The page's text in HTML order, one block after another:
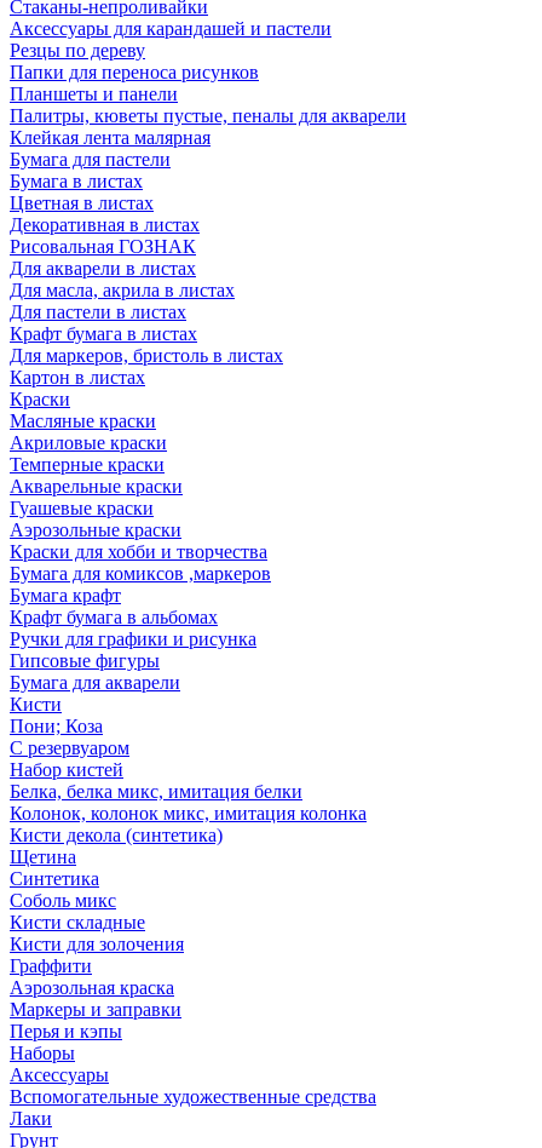
Стаканы-непроливайки
Аксессуары для карандашей и пастели
Резцы по дереву
Папки для переноса рисунков
Планшеты и панели
Палитры, кюветы пустые, пеналы для акварели
Клейкая лента малярная
Бумага для пастели
Бумага в листах
Цветная в листах
Декоративная в листах
Рисовальная ГОЗНАК
Для акварели в листах
Для масла, акрила в листах
Для пастели в листах
Крафт бумага в листах
Для маркеров, бристоль в листах
Картон в листах
Краски
Масляные краски
Акриловые краски
Темперные краски
Акварельные краски
Гуашевые краски
Аэрозольные краски
Краски для хобби и творчества
Бумага для комиксов ,маркеров
Бумага крафт
Крафт бумага в альбомах
Ручки для графики и рисунка
Гипсовые фигуры
Бумага для акварели
Кисти
Пони; Коза
С резервуаром
Набор кистей
Белка, белка микс, имитация белки
Колонок, колонок микс, имитация колонка
Кисти декола (синтетика)
Щетина
Синтетика
Соболь микс
Кисти складные
Кисти для золочения
Граффити
Аэрозольная краска
Маркеры и заправки
Перья и кэпы
Наборы
Аксессуары
Вспомогательные художественные средства
Лаки
Грунт